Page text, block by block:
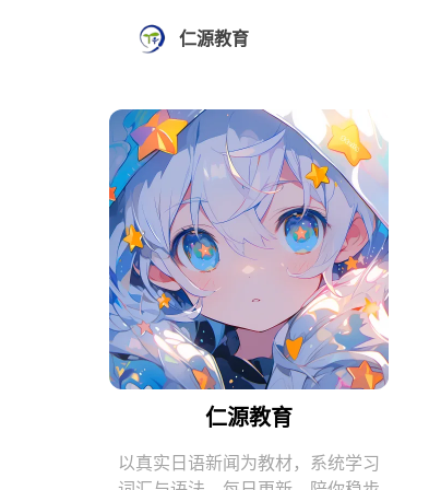
仁源教育
仁源教育
以真实日语新闻为教材，系统学习